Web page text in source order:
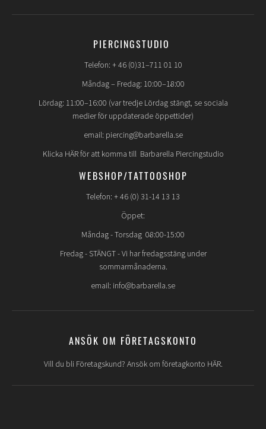
PIERCINGSTUDIO
Telefon: + 46 (0)31–711 01 10
Måndag – Fredag: 10:00–18:00
Lördag: 11:00–16:00 (var tredje Lördag stängt, se sociala
medier för uppdaterade öppettider)
email: piercing@barbarella.se
Klicka HÄR för att komma till Barbarella Piercingstudio
WEBSHOP/TATTOOSHOP
Telefon: + 46 (0) 31-14 13 13
Öppet:
Måndag - Torsdag 08:00-15:00
Fredag - STÄNGT- Vi har fredagsstäng under
sommarmånaderna.
email: info@barbarella.se
ANSÖK OM FÖRETAGSKONTO
Vill du bli Företagskund? Ansök om företagkonto HÄR.